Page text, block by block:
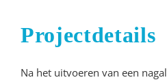
Projectdetails
Na het uitvoeren van een